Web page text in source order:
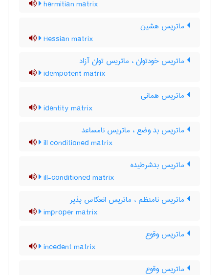
hermitian matrix
ماتریس هشین
Hessian matrix
ماتریس خودتوان ، ماتریس توان آزاد
idempotent matrix
ماتریس همانی
identity matrix
ماتریس بد وضع ، ماتریس نامساعد
ill conditioned matrix
ماتریس بدشرطیده
ill-conditioned matrix
ماتریس نامنظم ، ماتریس انعکاس پذیر
improper matrix
ماتریس وقوع
incedent matrix
ماتریس وقوع